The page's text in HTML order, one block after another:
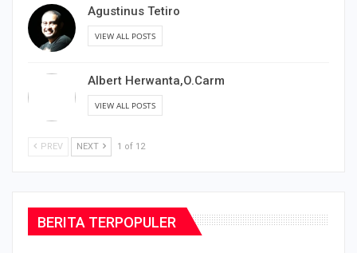
Agustinus Tetiro
VIEW ALL POSTS
Albert Herwanta,O.Carm
VIEW ALL POSTS
PREV NEXT 1 of 12
BERITA TERPOPULER